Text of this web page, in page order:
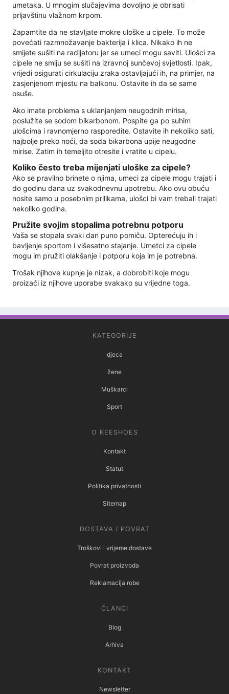
umetaka. U mnogim slučajevima dovoljno je obrisati
prljavštinu vlažnom krpom.
Zapamtite da ne stavljate mokre uloške u cipele. To može
povećati razmnožavanje bakterija i klica. Nikako ih ne
smijete sušiti na radijatoru jer se umeci mogu saviti. Ulošci za
cipele ne smiju se sušiti na izravnoj sunčevoj svjetlosti. Ipak,
vrijedi osigurati cirkulaciju zraka ostavljajući ih, na primjer, na
zasjenjenom mjestu na balkonu. Ostavite ih da se same
osuše.
Ako imate problema s uklanjanjem neugodnih mirisa,
poslužite se sodom bikarbonom. Pospite ga po suhim
ulošcima i ravnomjerno rasporedite. Ostavite ih nekoliko sati,
najbolje preko noći, da soda bikarbona upije neugodne
mirise. Zatim ih temeljito otresite i vratite u cipelu.
Koliko često treba mijenjati uloške za cipele?
Ako se pravilno brinete o njima, umeci za cipele mogu trajati i
do godinu dana uz svakodnevnu upotrebu. Ako ovu obuću
nosite samo u posebnim prilikama, ulošci bi vam trebali trajati
nekoliko godina.
Pružite svojim stopalima potrebnu potporu
Vaša se stopala svaki dan puno pomiču. Opterećuju ih i
bavljenje sportom i višesatno stajanje. Umetci za cipele
mogu im pružiti olakšanje i potporu koja im je potrebna.
Trošak njihove kupnje je nizak, a dobrobiti koje mogu
proizaći iz njihove uporabe svakako su vrijedne toga.
KATEGORIJE
djeca
žene
Muškarci
Sport
O KEESHOES
Kontakt
Statut
Politika privatnosti
Sitemap
DOSTAVA I POVRAT
Troškovi i vrijeme dostave
Povrat proizvoda
Reklamacija robe
ČLANCI
Blog
Arhiva
KONTAKT
Newsletter